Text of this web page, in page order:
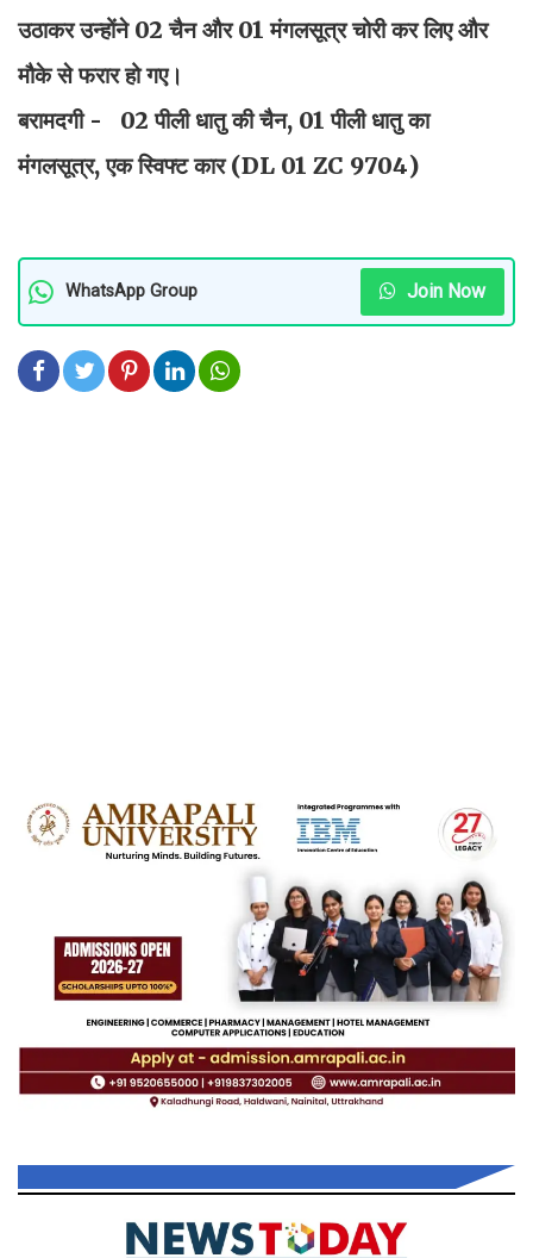
उठाकर उन्होंने 02 चैन और 01 मंगलसूत्र चोरी कर लिए और
मौके से फरार हो गए।
बरामदगी - 02 पीली धातु की चैन, 01 पीली धातु का
मंगलसूत्र, एक स्विफ्ट कार (DL 01 ZC 9704)
WhatsApp Group Join Now